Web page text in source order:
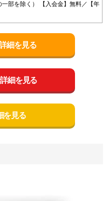
部を除く） 【入会金】無料／【年
細を見る
細を見る
を見る